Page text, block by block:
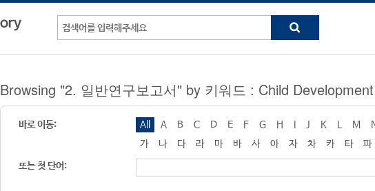
Browsing "2. 일반연구보고서" by 키워드 : Child Development
바로 이동: All A B C D E F G H J K M
가
나 다 라 마 바 사 아 자 차 카 타 파
또는 첫 단어: